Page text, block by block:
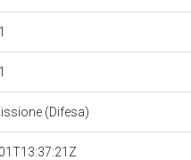
(Difesa)